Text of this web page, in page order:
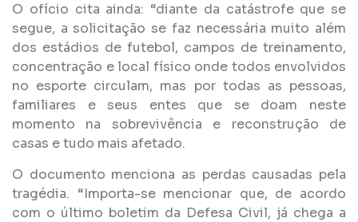
O ofício cita ainda: “diante da catástrofe que se
segue, a solicitação se faz necessária muito além
dos estádios de futebol, campos de treinamento,
concentração e local físico onde todos envolvidos
no esporte circulam, mas por todas as pessoas,
familiares e seus entes que se doam neste
momento na sobrevivência e reconstrução de
casas e tudo mais afetado.
O documento menciona as perdas causadas pela
tragédia. “Importa-se mencionar que, de acordo
com o último boletim da Defesa Civil, já chega a